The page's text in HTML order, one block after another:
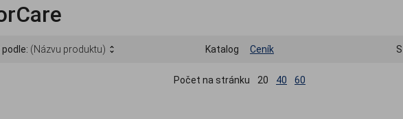
podle: (Názvu produktu) Katalog Ceník
Počet na stránku 20 40 60